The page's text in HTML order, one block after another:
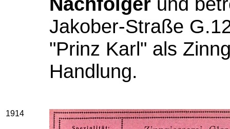
Jakober-Straße
"Prinz Karl" als
Handlung.
1914